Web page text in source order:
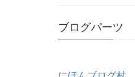
ブログパーツ